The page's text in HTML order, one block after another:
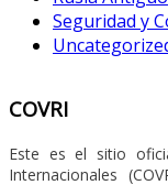
Seguridad y
COVRI
Este es el sitio
Internacionales